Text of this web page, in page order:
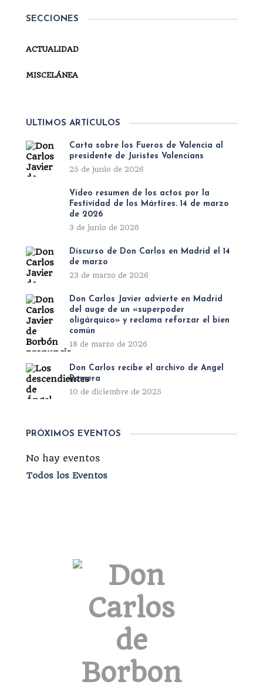
SECCIONES
ACTUALIDAD
MISCELÁNEA
ÚLTIMOS ARTÍCULOS
Carta sobre los Fueros de Valencia al
presidente de Juristes Valencians
25 de junio de 2026
Vídeo resumen de los actos por la
Festividad de los Mártires. 14 de marzo
de 2026
3 de junio de 2026
Discurso de Don Carlos en Madrid el 14
de marzo
23 de marzo de 2026
Don Carlos Javier advierte en Madrid
del auge de un «superpoder
oligárquico» y reclama reforzar el bien
común
18 de marzo de 2026
Don Carlos recibe el archivo de Ángel
Romera
10 de diciembre de 2025
PRÓXIMOS EVENTOS
No hay eventos
Todos los Eventos